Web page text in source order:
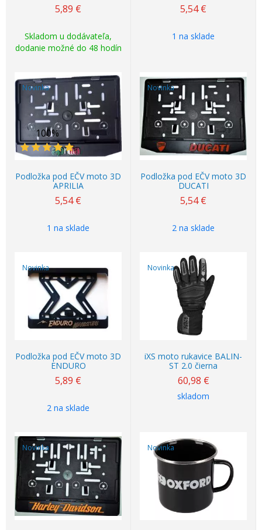
5,89 €
Skladom u dodávateľa,
dodanie možné do 48 hodín
5,54 €
1 na sklade
Novinka
100%
Podložka pod EČV moto 3D
APRILIA
5,54 €
1 na sklade
Novinka
Podložka pod EČV moto 3D
DUCATI
5,54 €
2 na sklade
Novinka
Podložka pod EČV moto 3D
ENDURO
5,89 €
2 na sklade
Novinka
iXS moto rukavice BALIN-
ST 2.0 čierna
60,98 €
skladom
Novinka Novinka